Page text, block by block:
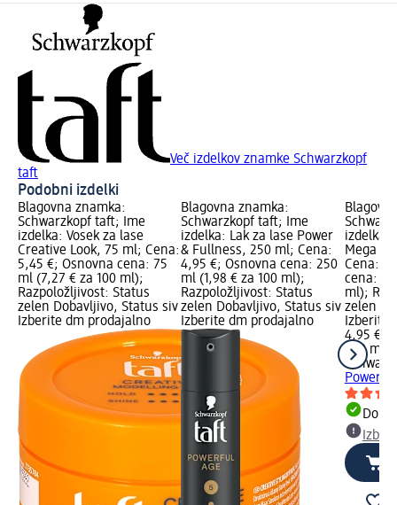
Več izdelkov znamke Schwarzkopf
taft
Podobni izdelki
Blagovna znamka:
Schwarzkopf taft; Ime
izdelka: Vosek za lase
Creative Look, 75 ml; Cena:
5,45 €; Osnovna cena: 75
ml (7,27 € za 100 ml);
Razpoložljivost: Status
zelen Dobavljivo, Status siv
Izberite dm prodajalno
Blagovna znamka:
Schwarzkopf taft; Ime
izdelka: Lak za lase Power
& Fullness, 250 ml; Cena:
4,95 €; Osnovna cena: 250
ml (1,98 € za 100 ml);
Razpoložljivost: Status
zelen Dobavljivo, Status siv
Izberite dm prodajalno
izdelka:
Mega
Cena:
cena:
ml);
zelen
Izberite
4,95 €
250 ml
Power